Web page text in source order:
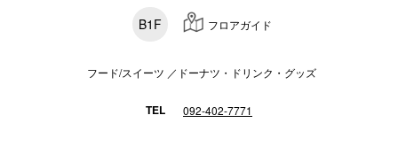
B1F フロアガイド
フード/スイーツ ／ドーナツ・ドリンク・グッズ
TEL 092-402-7771